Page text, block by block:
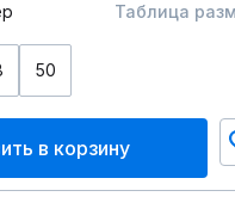
Таблица
50
в корзину